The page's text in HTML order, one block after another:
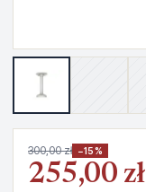
300,00 zł −15%
255,00 zł